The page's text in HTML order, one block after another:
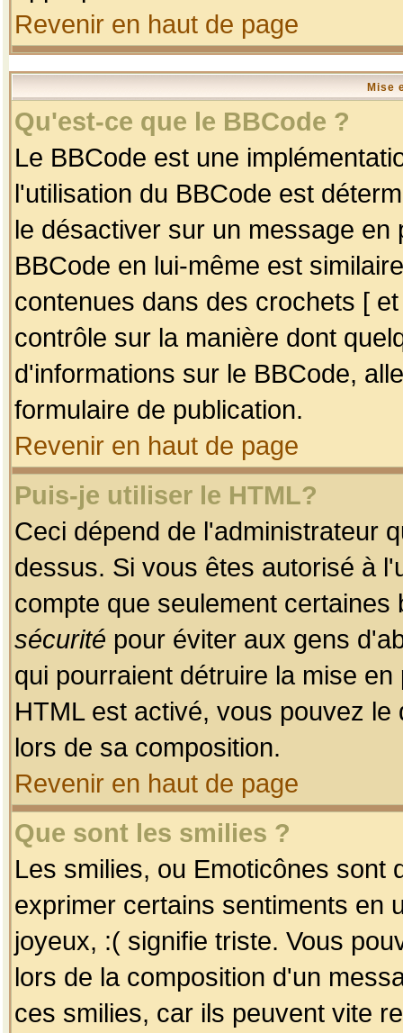
Revenir en haut de page
Mise
Qu'est-ce que le BBCode ?
Le BBCode est une
l'utilisation du BBCode est
le désactiver sur un message
BBCode en lui-même est
contenues dans des crochets [
contrôle sur la manière dont
d'informations sur le BBCode,
formulaire de publication.
Revenir en haut de page
Puis-je utiliser le HTML?
Ceci dépend de l'administrateur
dessus. Si vous êtes autorisé à
compte que seulement
sécurité pour éviter aux gens
qui pourraient détruire la mise
HTML est activé, vous pouvez
lors de sa composition.
Revenir en haut de page
Que sont les smilies ?
Les smilies, ou Emoticônes sont
exprimer certains sentiments en
joyeux, :( signifie triste. Vous
lors de la composition d'un
ces smilies, car ils peuvent vite